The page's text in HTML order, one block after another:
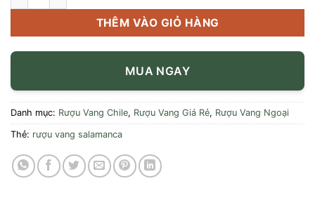
THÊM VÀO GIỎ HÀNG
MUA NGAY
Danh mục: Rượu Vang Chile, Rượu Vang Giá Rẻ, Rượu Vang Ngoại
Thẻ: rượu vang salamanca